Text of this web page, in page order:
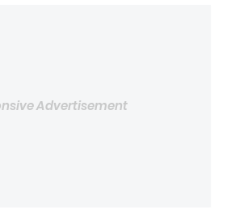
Advertisement